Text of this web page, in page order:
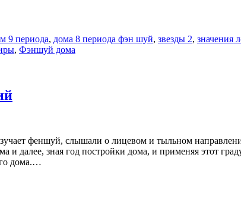
9 периода, дома 8 периода фэн шуй, звезды 2, значения
, Фэншуй дома
феншуй, слышали о лицевом и тыльном
и далее, зная год постройки дома, и применяя этот
дома.…